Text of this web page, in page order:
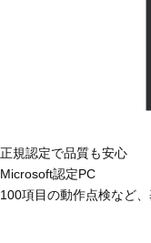
正規認定で品質も安心
Microsoft認定PC
100項目の動作点検など